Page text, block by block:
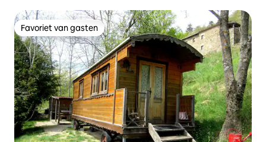
Favoriet van gasten
Favoriet van gasten